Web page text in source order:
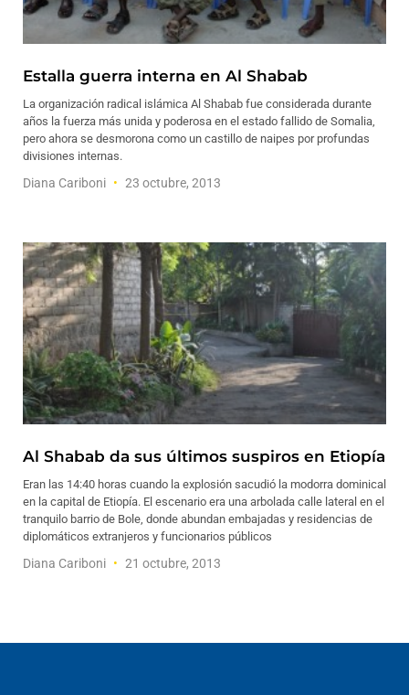
Estalla guerra interna en Al Shabab
La organización radical islámica Al Shabab fue considerada durante
años la fuerza más unida y poderosa en el estado fallido de Somalia,
pero ahora se desmorona como un castillo de naipes por profundas
divisiones internas.
Diana Cariboni 23 octubre, 2013
Al Shabab da sus últimos suspiros en Etiopía
Eran las 14:40 horas cuando la explosión sacudió la modorra dominical
en la capital de Etiopía. El escenario era una arbolada calle lateral en el
tranquilo barrio de Bole, donde abundan embajadas y residencias de
diplomáticos extranjeros y funcionarios públicos
Diana Cariboni 21 octubre, 2013